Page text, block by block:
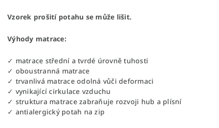
Vzorek prošití potahu se může lišit.
Výhody matrace:
✓ matrace střední a tvrdé úrovně tuhosti
✓ oboustranná matrace
✓ trvanlivá matrace odolná vůči deformaci
✓ vynikající cirkulace vzduchu
✓ struktura matrace zabraňuje rozvoji hub a plísní
✓ antialergický potah na zip